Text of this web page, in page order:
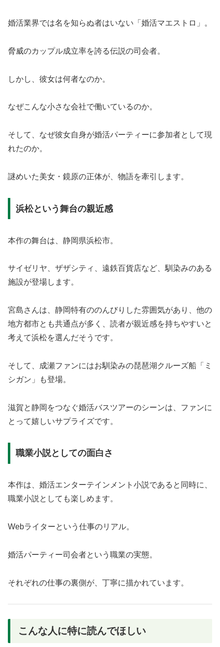
婚活業界では名を知らぬ者はいない「婚活マエストロ」。
脅威のカップル成立率を誇る伝説の司会者。
しかし、彼女は何者なのか。
なぜこんな小さな会社で働いているのか。
そして、なぜ彼女自身が婚活パーティーに参加者として現
れたのか。
謎めいた美女・鏡原の正体が、物語を牽引します。
浜松という舞台の親近感
本作の舞台は、静岡県浜松市。
サイゼリヤ、ザザシティ、遠鉄百貨店など、馴染みのある
施設が登場します。
宮島さんは、静岡特有ののんびりした雰囲気があり、他の
地方都市とも共通点が多く、読者が親近感を持ちやすいと
考えて浜松を選んだそうです。
そして、成瀬ファンにはお馴染みの琵琶湖クルーズ船「ミ
シガン」も登場。
滋賀と静岡をつなぐ婚活バスツアーのシーンは、ファンに
とって嬉しいサプライズです。
職業小説としての面白さ
本作は、婚活エンターテインメント小説であると同時に、
職業小説としても楽しめます。
Webライターという仕事のリアル。
婚活パーティー司会者という職業の実態。
それぞれの仕事の裏側が、丁寧に描かれています。
こんな人に特に読んでほしい